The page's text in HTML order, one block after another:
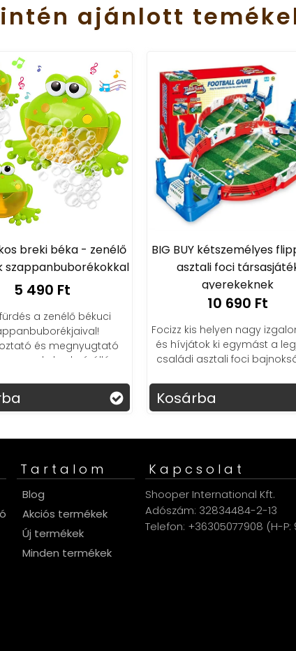
ajánlott
breki béka - zenélő
szappanbuborékokkal
5 490 Ft
a zenélő békuci
és megnyugtató
gyerekeknek vízálló
BIG BUY kétszemélyes
asztali foci társasjáték
gyerekeknek
10 690 Ft
Focizz kis helyen nagy
és hívjátok ki egymást a
családi asztali foci
Kosárba
Tartalom
Blog
Akciós termékek
Új termékek
Minden termékek
Kapcsolat
Shooper International Kft.
Adószám: 32834484-2-13
Telefon: +36305077908 (H-P: